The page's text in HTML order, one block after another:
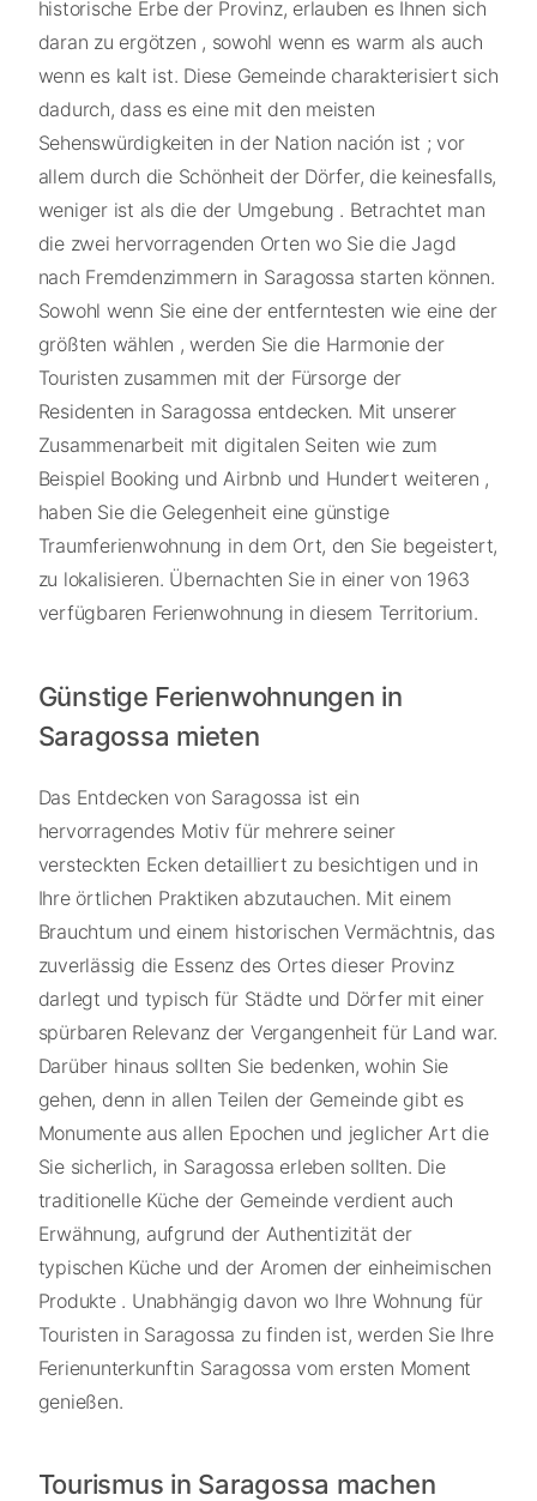
historische Erbe der Provinz, erlauben es Ihnen sich
daran zu ergötzen , sowohl wenn es warm als auch
wenn es kalt ist. Diese Gemeinde charakterisiert sich
dadurch, dass es eine mit den meisten
Sehenswürdigkeiten in der Nation nación ist ; vor
allem durch die Schönheit der Dörfer, die keinesfalls,
weniger ist als die der Umgebung . Betrachtet man
die zwei hervorragenden Orten wo Sie die Jagd
nach Fremdenzimmern in Saragossa starten können.
Sowohl wenn Sie eine der entferntesten wie eine der
größten wählen , werden Sie die Harmonie der
Touristen zusammen mit der Fürsorge der
Residenten in Saragossa entdecken. Mit unserer
Zusammenarbeit mit digitalen Seiten wie zum
Beispiel Booking und Airbnb und Hundert weiteren ,
haben Sie die Gelegenheit eine günstige
Traumferienwohnung in dem Ort, den Sie begeistert,
zu lokalisieren. Übernachten Sie in einer von 1963
verfügbaren Ferienwohnung in diesem Territorium.
Günstige Ferienwohnungen in
Saragossa mieten
Das Entdecken von Saragossa ist ein
hervorragendes Motiv für mehrere seiner
versteckten Ecken detailliert zu besichtigen und in
Ihre örtlichen Praktiken abzutauchen. Mit einem
Brauchtum und einem historischen Vermächtnis, das
zuverlässig die Essenz des Ortes dieser Provinz
darlegt und typisch für Städte und Dörfer mit einer
spürbaren Relevanz der Vergangenheit für Land war.
Darüber hinaus sollten Sie bedenken, wohin Sie
gehen, denn in allen Teilen der Gemeinde gibt es
Monumente aus allen Epochen und jeglicher Art die
Sie sicherlich, in Saragossa erleben sollten. Die
traditionelle Küche der Gemeinde verdient auch
Erwähnung, aufgrund der Authentizität der
typischen Küche und der Aromen der einheimischen
Produkte . Unabhängig davon wo Ihre Wohnung für
Touristen in Saragossa zu finden ist, werden Sie Ihre
Ferienunterkunftin Saragossa vom ersten Moment
genießen.
Tourismus in Saragossa machen